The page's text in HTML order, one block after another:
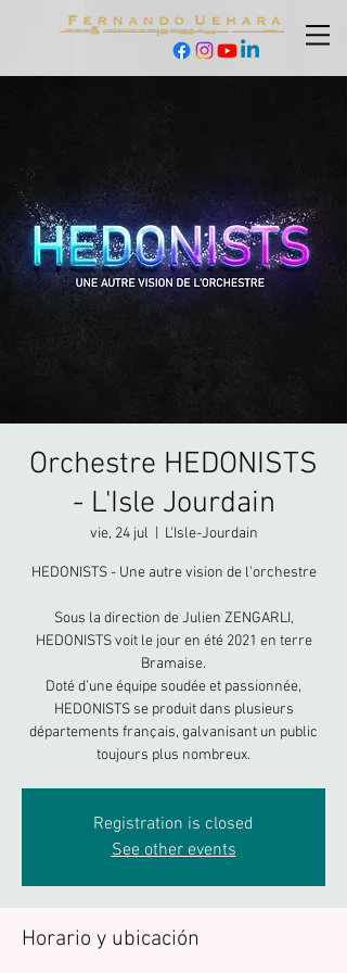
Orchestre HEDONISTS
- L'Isle Jourdain
vie, 24 jul L'Isle-Jourdain
HEDONISTS - Une autre vision de l'orchestre
Sous la direction de Julien ZENGARLI,
HEDONISTS voit le jour en été 2021 en terre
Bramaise.
Doté d’une équipe soudée et passionnée,
HEDONISTS se produit dans plusieurs
départements français, galvanisant un public
toujours plus nombreux.
Registration is closed
See other events
Horario y ubicación